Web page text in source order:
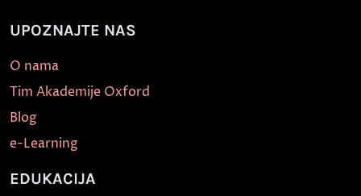
UPOZNAJTE NAS
O nama
Tim Akademije Oxford
Blog
e-Learning
EDUKACIJA